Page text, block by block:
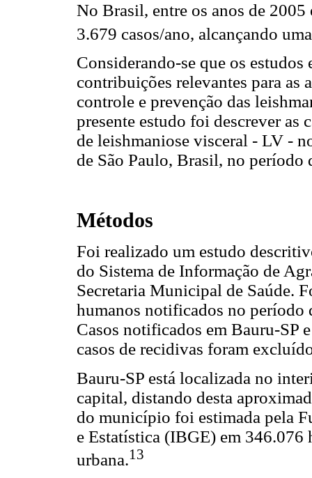
No Brasil, entre os anos de 2005
3.679 casos/ano, alcançando
Considerando-se que os
contribuições relevantes para as
controle e prevenção das
presente estudo foi descrever as
de leishmaniose visceral - LV -
de São Paulo, Brasil, no período
Métodos
Foi realizado um estudo
do Sistema de Informação de
Secretaria Municipal de Saúde.
humanos notificados no período
Casos notificados em Bauru-SP
casos de recidivas foram
Bauru-SP está localizada no
capital, distando desta
do município foi estimada pela
e Estatística (IBGE) em 346.076
urbana.13